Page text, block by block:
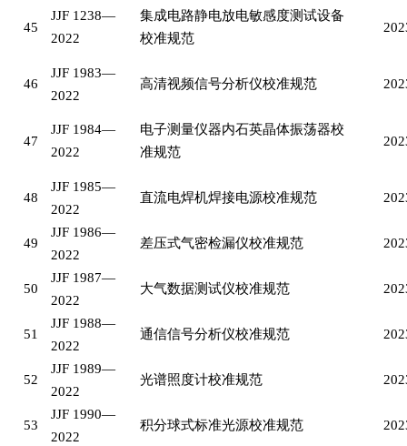
45
JJF 1238—
2022
集成电路静电放电敏感度测试设备
校准规范
46
JJF 1983—
2022
高清视频信号分析仪校准规范
47
JJF 1984—
2022
电子测量仪器内石英晶体振荡器校
准规范
48
JJF 1985—
2022
直流电焊机焊接电源校准规范
49
JJF 1986—
2022
差压式气密检漏仪校准规范
50
JJF 1987—
2022
大气数据测试仪校准规范
51
JJF 1988—
2022
通信信号分析仪校准规范
52
JJF 1989—
2022
光谱照度计校准规范
53
JJF 1990—
2022
积分球式标准光源校准规范